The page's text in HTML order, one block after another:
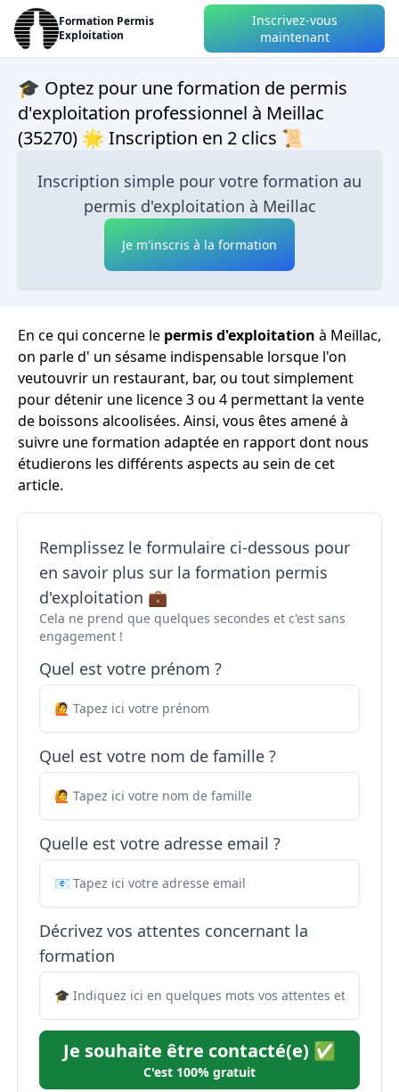
Formation Permis
Exploitation
Inscrivez-vous
maintenant
🎓 Optez pour une formation de permis
d'exploitation professionnel à Meillac
(35270) 🌟 Inscription en 2 clics 📜
Inscription simple pour votre formation au
permis d'exploitation à Meillac
Je m'inscris à la formation
En ce qui concerne le permis d'exploitation à Meillac,
on parle d' un sésame indispensable lorsque l'on
veutouvrir un restaurant, bar, ou tout simplement
pour détenir une licence 3 ou 4 permettant la vente
de boissons alcoolisées. Ainsi, vous êtes amené à
suivre une formation adaptée en rapport dont nous
étudierons les différents aspects au sein de cet
article.
Remplissez le formulaire ci-dessous pour
en savoir plus sur la formation permis
d'exploitation 💼
Cela ne prend que quelques secondes et c'est sans
engagement !
Quel est votre prénom ?
Quel est votre nom de famille ?
Quelle est votre adresse email ?
Décrivez vos attentes concernant la
formation
Je souhaite être contacté(e) ✅
C'est 100% gratuit